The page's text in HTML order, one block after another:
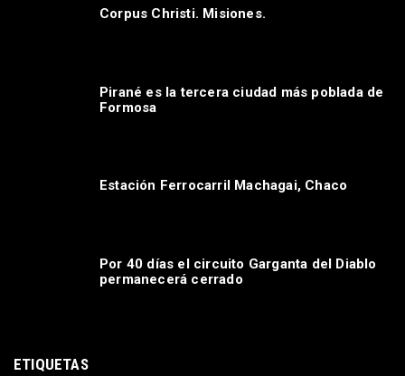
Corpus Christi. Misiones.
Pirané es la tercera ciudad más poblada de
Formosa
Estación Ferrocarril Machagai, Chaco
Por 40 días el circuito Garganta del Diablo
permanecerá cerrado
ETIQUETAS